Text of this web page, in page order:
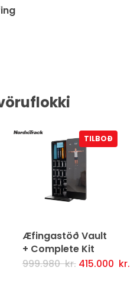
TILBOÐ
Æfingastöð Vault
+ Complete Kit
999.980kr. Upphaflegt
415.000 kr.
Valmöguleikarar